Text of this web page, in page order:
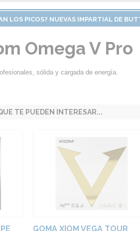
LOS PICOS? NUEVAS IMPARTIAL DE
Omega V Pro
sólida y cargada de energía.
TE PUEDEN INTERESAR...
GOMA XIOM VEGA TOUR